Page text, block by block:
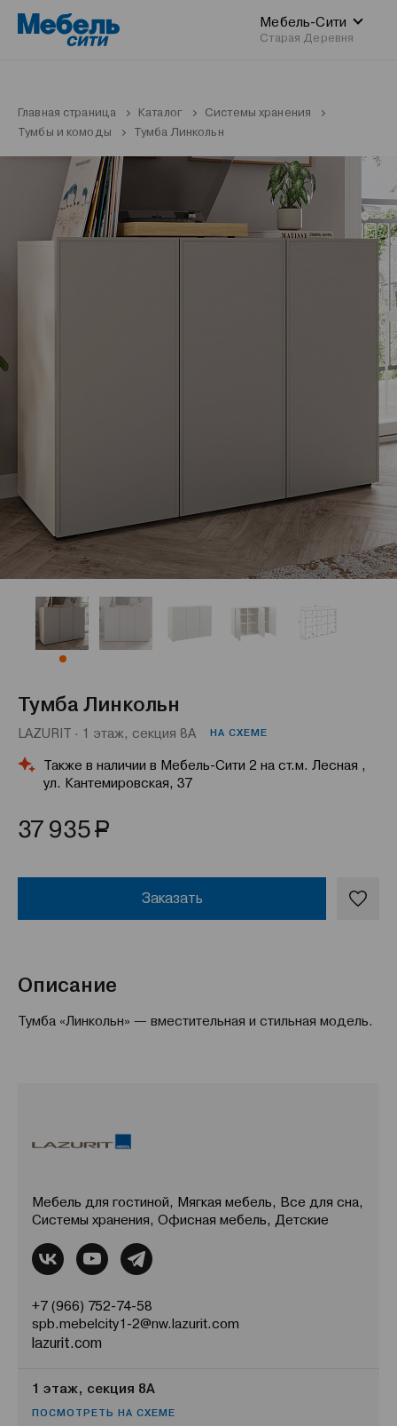
Мебель-Сити
Старая Деревня
Главная страница Каталог
Системы хранения
Тумбы и комоды
Тумба Линкольн
Тумба Линкольн
LAZURIT · 1 этаж, секция 8А НА СХЕМЕ
Также в наличии в Мебель-Сити 2 на ст.м. Лесная ,
ул. Кантемировская, 37
37 935Р
Заказать
Описание
Тумба «Линкольн» — вместительная и стильная модель.
Мебель для гостиной, Мягкая мебель, Все для сна,
Системы хранения, Офисная мебель, Детские
+7 (966) 752-74-58
spb.mebelcity1-2@nw.lazurit.com
lazurit.com
1 этаж, секция 8А
ПОСМОТРЕТЬ НА СХЕМЕ